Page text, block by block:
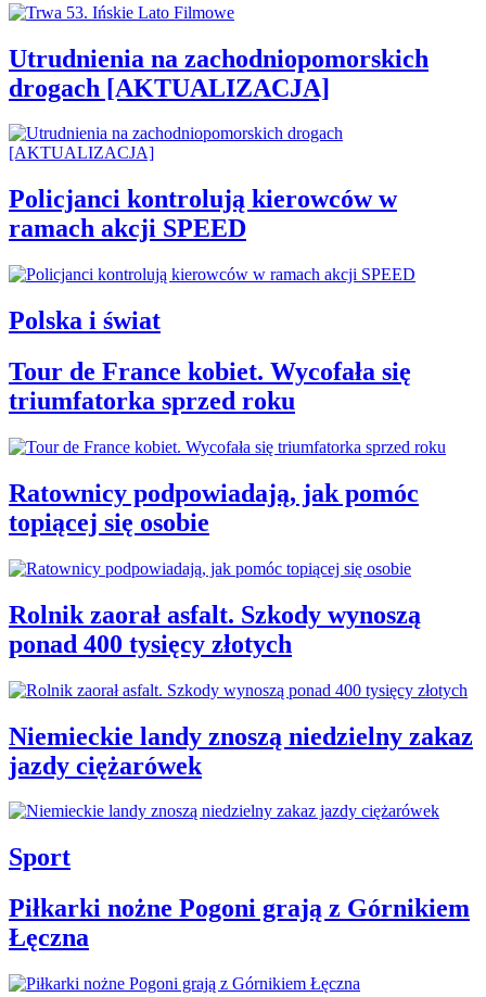
Utrudnienia na zachodniopomorskich
drogach [AKTUALIZACJA]
Policjanci kontrolują kierowców w
ramach akcji SPEED
Polska i świat
Tour de France kobiet. Wycofała się
triumfatorka sprzed roku
Ratownicy podpowiadają, jak pomóc
topiącej się osobie
Rolnik zaorał asfalt. Szkody wynoszą
ponad 400 tysięcy złotych
Niemieckie landy znoszą niedzielny zakaz
jazdy ciężarówek
Sport
Piłkarki nożne Pogoni grają z Górnikiem
Łęczna